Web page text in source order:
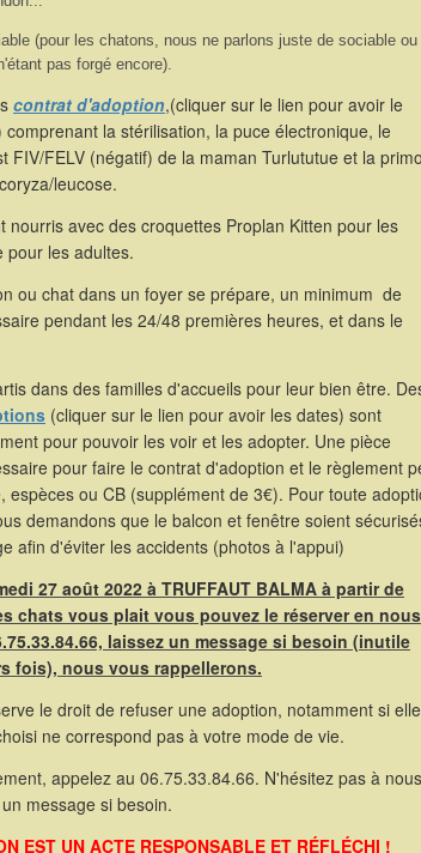
(pour les chatons, nous ne parlons juste de sociable ou
pas forgé encore).
contrat d'adoption,(cliquer sur le lien pour avoir le
la stérilisation, la puce électronique, le
FIV/FELV (négatif) de la maman Turlututue et la primo
leucose.
nourris avec des croquettes Proplan Kitten pour les
pour les adultes.
ou chat dans un foyer se prépare, un minimum de
pendant les 24/48 premières heures, et dans le
dans des familles d'accueils pour leur bien être.
(cliquer sur le lien pour avoir les dates) sont
pour pouvoir les voir et les adopter. Une pièce
pour faire le contrat d'adoption et le règlement
espèces ou CB (supplément de 3€). Pour toute
demandons que le balcon et fenêtre soient
afin d'éviter les accidents (photos à l'appui)
27 août 2022 à TRUFFAUT BALMA à partir de
chats vous plait vous pouvez le réserver en nous
laissez un message si besoin (inutile
fois), nous vous rappellerons.
le droit de refuser une adoption, notamment si elle
ne correspond pas à votre mode de vie.
appelez au 06.75.33.84.66. N'hésitez pas à nous
message si besoin.
EST UN ACTE RESPONSABLE ET RÉFLÉCHI !